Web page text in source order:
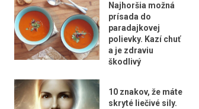
Najhoršia možná
prísada do
paradajkovej
polievky. Kazí chuť
a je zdraviu
škodlivý
10 znakov, že máte
skryté liečivé sily.